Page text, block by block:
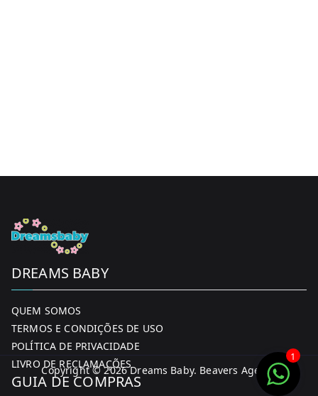
DREAMS BABY
QUEM SOMOS
TERMOS E CONDIÇÕES DE USO
POLÍTICA DE PRIVACIDADE
LIVRO DE RECLAMAÇÕES
GUIA DE COMPRAS
Copyright © 2026Dreams Baby. Beavers Agency
1